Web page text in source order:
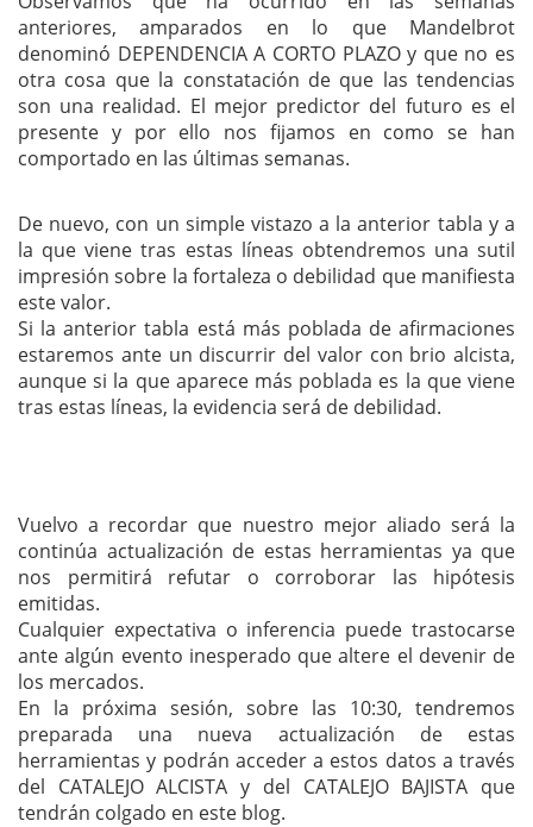
anteriores, amparados en lo que Mandelbrot
denominó DEPENDENCIA A CORTO PLAZO y que no es
otra cosa que la constatación de que las tendencias
son una realidad. El mejor predictor del futuro es el
presente y por ello nos fijamos en como se han
comportado en las últimas semanas.
De nuevo, con un simple vistazo a la anterior tabla y a
la que viene tras estas líneas obtendremos una sutil
impresión sobre la fortaleza o debilidad que manifiesta
este valor.
Si la anterior tabla está más poblada de afirmaciones
estaremos ante un discurrir del valor con brio alcista,
aunque si la que aparece más poblada es la que viene
tras estas líneas, la evidencia será de debilidad.
Vuelvo a recordar que nuestro mejor aliado será la
continúa actualización de estas herramientas ya que
nos permitirá refutar o corroborar las hipótesis
emitidas.
Cualquier expectativa o inferencia puede trastocarse
ante algún evento inesperado que altere el devenir de
los mercados.
En la próxima sesión, sobre las 10:30, tendremos
preparada una nueva actualización de estas
herramientas y podrán acceder a estos datos a través
del CATALEJO ALCISTA y del CATALEJO BAJISTA que
tendrán colgado en este blog.